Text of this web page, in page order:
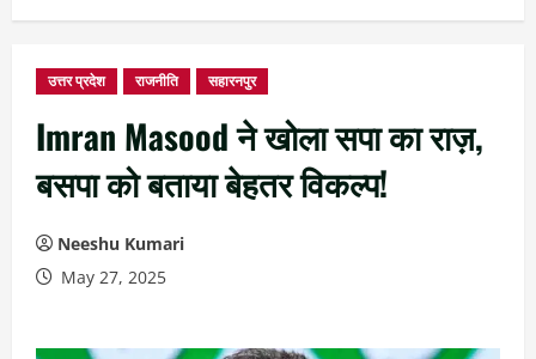
उत्तर प्रदेश राजनीति सहारनपुर
Imran Masood ने खोला सपा का राज़,
बसपा को बताया बेहतर विकल्प!
Neeshu Kumari
May 27, 2025